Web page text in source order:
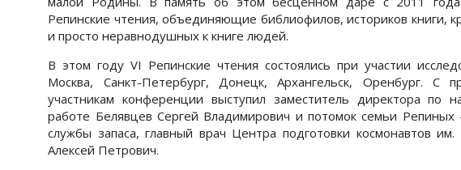
Репинские чтения, объединяющие библиофилов, историков книги,
и просто неравнодушных к книге людей.
В этом году VI Репинские чтения состоялись при участии
Москва, Санкт-Петербург, Донецк, Архангельск, Оренбург. С
участникам конференции выступил заместитель директора по
работе Белявцев Сергей Владимирович и потомок семьи Репиных
службы запаса, главный врач Центра подготовки космонавтов
Алексей Петрович.